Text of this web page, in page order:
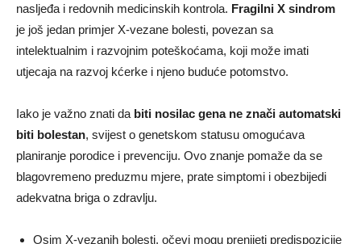
nasljeđa i redovnih medicinskih kontrola. Fragilni X sindrom
je još jedan primjer X-vezane bolesti, povezan sa
intelektualnim i razvojnim poteškoćama, koji može imati
utjecaja na razvoj kćerke i njeno buduće potomstvo.
Iako je važno znati da biti nosilac gena ne znači automatski
biti bolestan, svijest o genetskom statusu omogućava
planiranje porodice i prevenciju. Ovo znanje pomaže da se
blagovremeno preduzmu mjere, prate simptomi i obezbijedi
adekvatna briga o zdravlju.
Osim X-vezanih bolesti, očevi mogu prenijeti predispozicije